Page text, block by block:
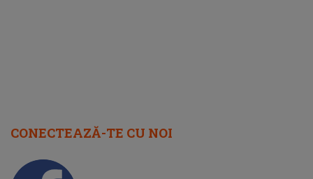
CONECTEAZĂ-TE CU NOI